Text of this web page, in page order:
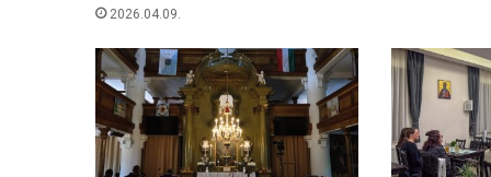
n
u
s
7
-
é
2026.04.09.